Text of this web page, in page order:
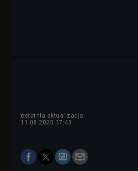
ostatnia aktualizacja:
11.08.2025 17:43